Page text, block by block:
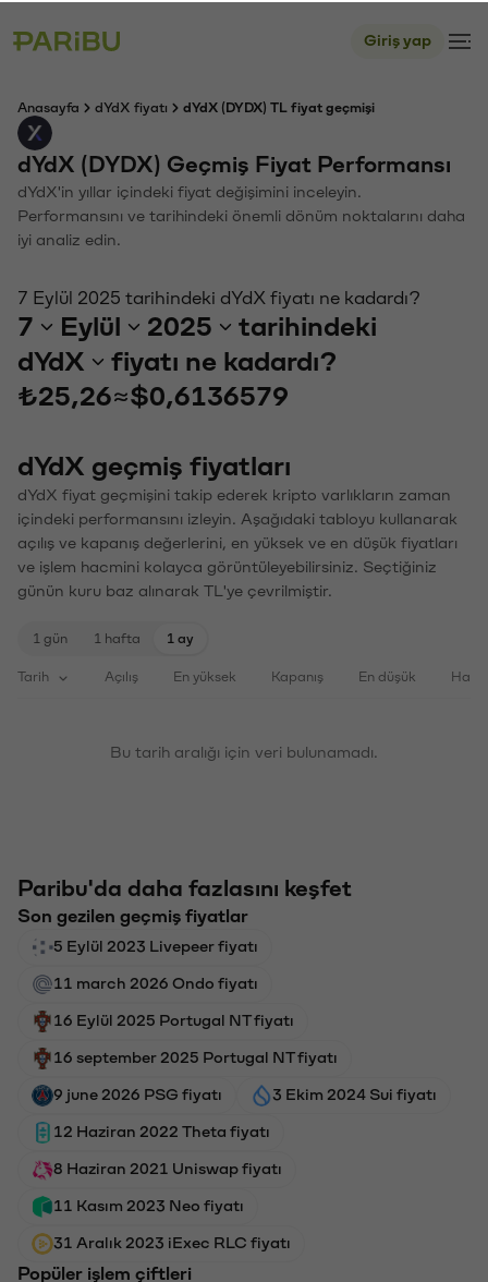
Giriş yap
Anasayfa dYdX fiyatı dYdX (DYDX) TL fiyat geçmişi
dYdX (DYDX) Geçmiş Fiyat Performansı
dYdX'in yıllar içindeki fiyat değişimini inceleyin.
Performansını ve tarihindeki önemli dönüm noktalarını daha
iyi analiz edin.
7 Eylül 2025 tarihindeki dYdX fiyatı ne kadardı?
7 Eylül 2025
tarihindeki
dYdX
fiyatı ne kadardı?
₺25,26≈$0,6136579
dYdX geçmiş fiyatları
dYdX fiyat geçmişini takip ederek kripto varlıkların zaman
içindeki performansını izleyin. Aşağıdaki tabloyu kullanarak
açılış ve kapanış değerlerini, en yüksek ve en düşük fiyatları
ve işlem hacmini kolayca görüntüleyebilirsiniz. Seçtiğiniz
günün kuru baz alınarak TL'ye çevrilmiştir.
1 gün 1 hafta 1 ay
Tarih Açılış En yüksek Kapanış En düşük
Bu tarih aralığı için veri bulunamadı.
Paribu'da daha fazlasını keşfet
Son gezilen geçmiş fiyatlar
5 Eylül 2023 Livepeer fiyatı
11 march 2026 Ondo fiyatı
16 Eylül 2025 Portugal NT fiyatı
16 september 2025 Portugal NT fiyatı
9 june 2026 PSG fiyatı 3 Ekim 2024 Sui fiyatı
12 Haziran 2022 Theta fiyatı
8 Haziran 2021 Uniswap fiyatı
11 Kasım 2023 Neo fiyatı
31 Aralık 2023 iExec RLC fiyatı
Popüler işlem çiftleri